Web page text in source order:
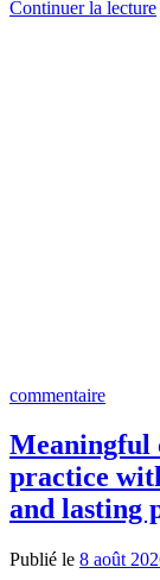
Continuer la lecture
commentaire
Meaningful
practice
and lasting
Publié le 8 août